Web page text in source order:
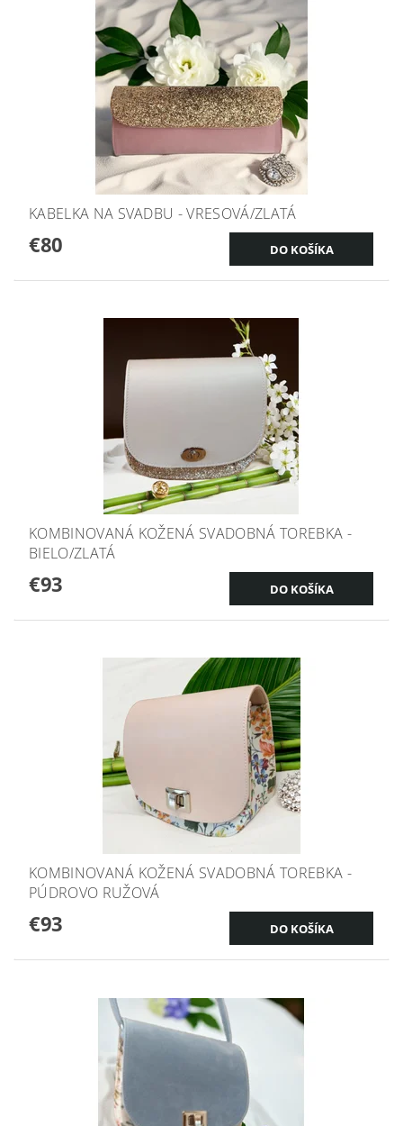
KABELKA NA SVADBU - VRESOVÁ/ZLATÁ
€80
KOMBINOVANÁ KOŽENÁ SVADOBNÁ TOREBKA -
BIELO/ZLATÁ
€93
KOMBINOVANÁ KOŽENÁ SVADOBNÁ TOREBKA -
PÚDROVO RUŽOVÁ
€93